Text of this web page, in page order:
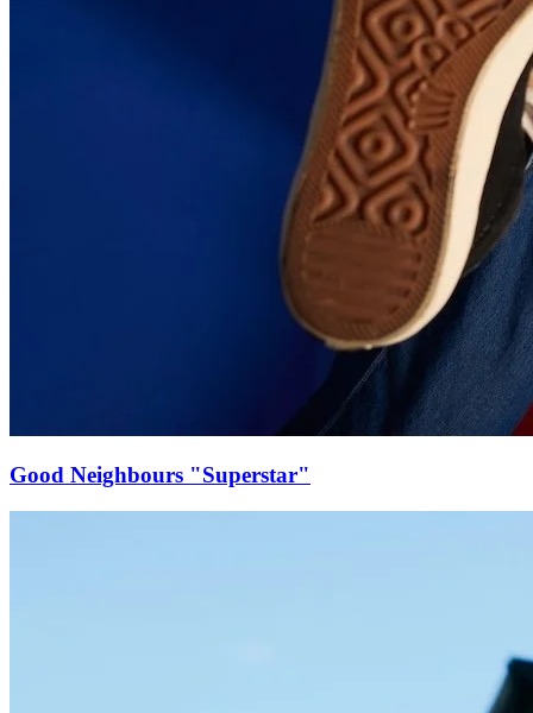
Good Neighbours "Superstar"